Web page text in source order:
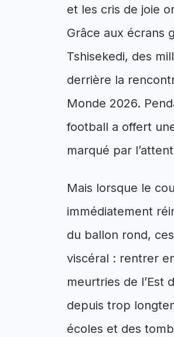
et les cris de joie
Grâce aux écrans
Tshisekedi, des
derrière la
Monde 2026.
football a offert
marqué par
Mais lorsque le
immédiatement
du ballon rond,
viscéral : rentrer
meurtries de l’Est
depuis trop
écoles et des